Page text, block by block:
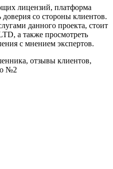
лицензий, платформа
со стороны клиентов.
данного проекта, стоит
а также просмотреть
с мнением экспертов.